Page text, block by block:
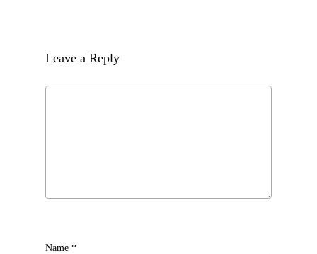
Leave a Reply
Name *